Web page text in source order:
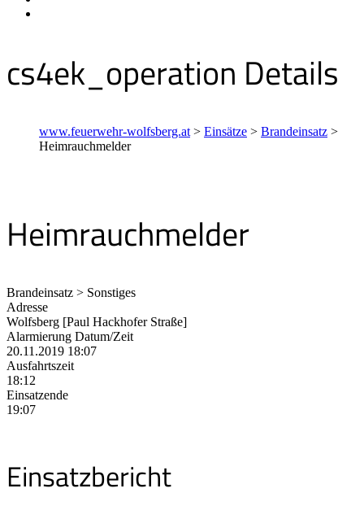
cs4ek_operation Details
www.feuerwehr-wolfsberg.at > Einsätze > Brandeinsatz >
Heimrauchmelder
Heimrauchmelder
Brandeinsatz > Sonstiges
Adresse
Wolfsberg [Paul Hackhofer Straße]
Alarmierung Datum/Zeit
20.11.2019 18:07
Ausfahrtszeit
18:12
Einsatzende
19:07
Einsatzbericht